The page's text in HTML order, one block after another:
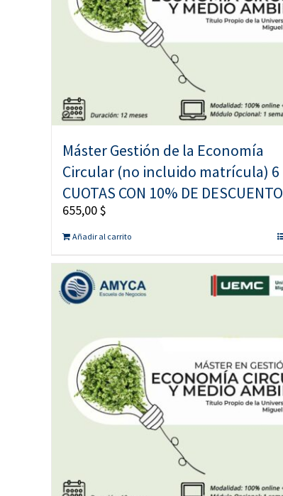
Máster Gestión de la Economía
Circular (no incluido matrícula) 6
CUOTAS CON 10% DE DESCUENTO
655,00$
Añadir al carrito